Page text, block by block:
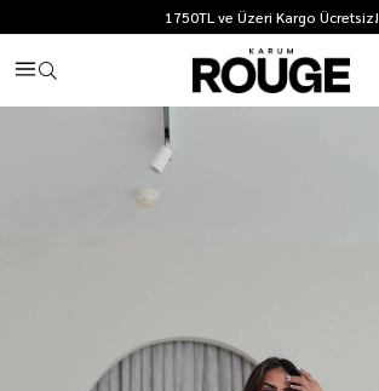
1750TL ve Üzeri Kargo Ücretsiz!